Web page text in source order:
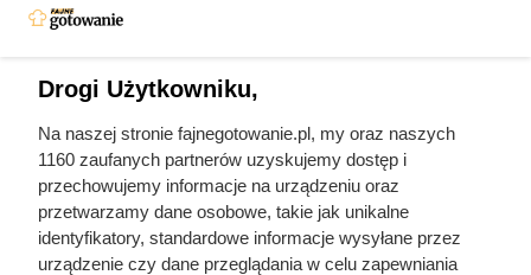
Doprowadził do śmierci większej
liczby ludzi niż Hitler i Stalin
razem wzięci. Mimo to czczą go
jako bohatera
Drogi Użytkowniku,
Na naszej stronie fajnegotowanie.pl, my oraz naszych
1160 zaufanych partnerów uzyskujemy dostęp i
przechowujemy informacje na urządzeniu oraz
przetwarzamy dane osobowe, takie jak unikalne
identyfikatory, standardowe informacje wysyłane przez
urządzenie czy dane przeglądania w celu zapewniania